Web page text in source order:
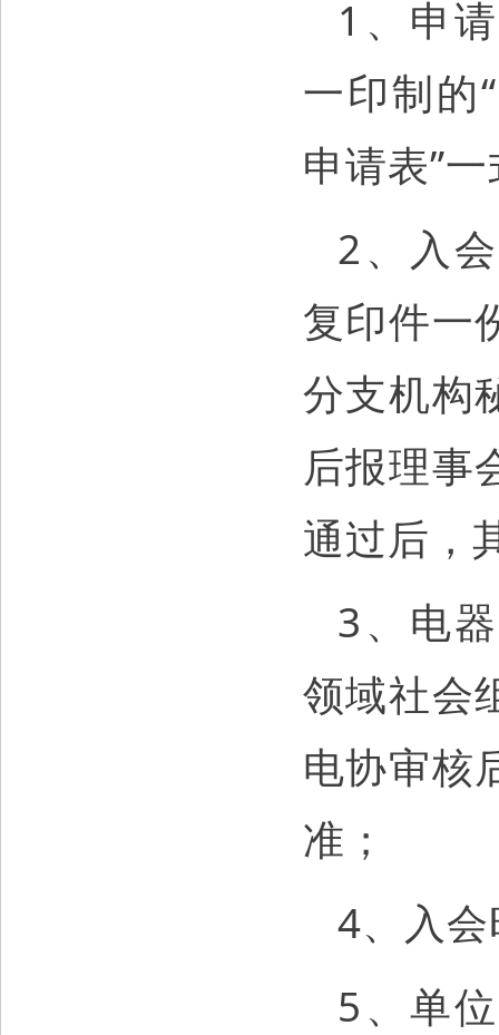
1、申
一印制的
申请表”
2、入
复印件一
分支机构
后报理事
通过后，
3、电
领域社会
电协审核
准；
4、入
5、单